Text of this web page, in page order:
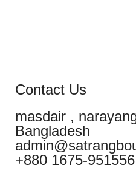
Contact Us
masdair ,
Bangladesh
+880 1675-951556